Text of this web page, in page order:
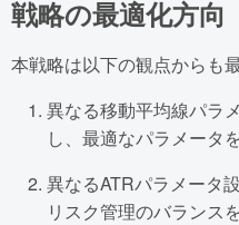
戦略の最適化方向
本戦略は以下の観点からも
異なる移動平均線パラ
し、最適なパラメータ
異なるATRパラメータ
リスク管理のバランス